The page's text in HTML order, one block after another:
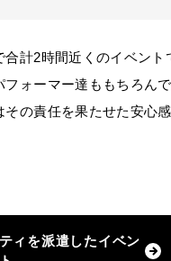
計2時間近くのイベント
ォーマー達ももちろんで
の責任を果たせた安心感
ィを派遣したイベン